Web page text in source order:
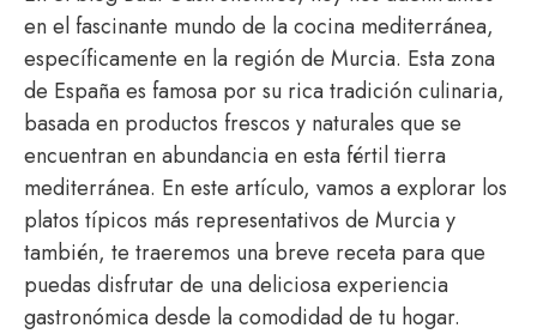
en el fascinante mundo de la cocina mediterránea,
específicamente en la región de Murcia. Esta zona
de España es famosa por su rica tradición culinaria,
basada en productos frescos y naturales que se
encuentran en abundancia en esta fértil tierra
mediterránea. En este artículo, vamos a explorar los
platos típicos más representativos de Murcia y
también, te traeremos una breve receta para que
puedas disfrutar de una deliciosa experiencia
gastronómica desde la comodidad de tu hogar.